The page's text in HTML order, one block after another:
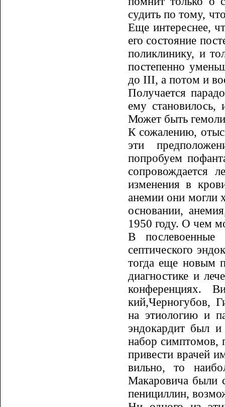
судить по тому,
Еще интереснее,
его состояние
поликлинику, и
постепенно
до III, а потом и
Получается
ему стано­ви­лось,
Может быть
К сожалению,
эти
попробуем
сопровождается
изменения в
анемии они могли
основании,
1950 году. О чем
В послевоенные
септического
тогда еще новым
диагностике и
конференциях.
кий,Черногубов,
на этиологию и
эндокардит был
набор симптомов,
привести врачей
вильно, то
Макаровича были
пенициллин,